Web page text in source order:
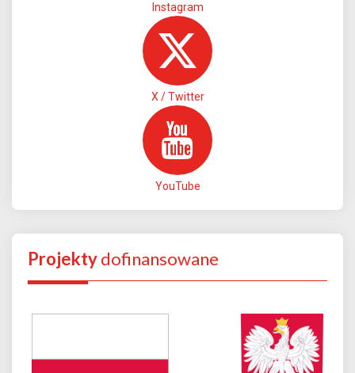
Instagram
X / Twitter
YouTube
Projektydofinansowane